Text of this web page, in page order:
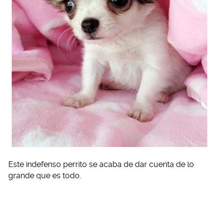
Este indefenso perrito se acaba de dar cuenta de lo
grande que es todo.